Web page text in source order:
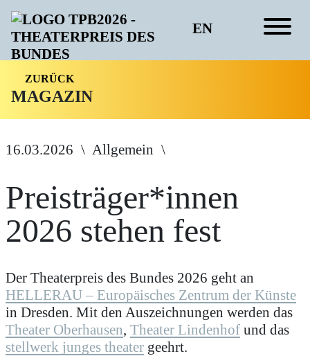
EN
ZURÜCK
MAGAZIN
16.03.2026 Allgemein
Preisträger*innen
2026 stehen fest
Der Theaterpreis des Bundes 2026 geht an
HELLERAU – Europäisches Zentrum der Künste
in Dresden. Mit den Auszeichnungen werden das
Theater Oberhausen, Theater Lindenhof und das
stellwerk junges theater geehrt.